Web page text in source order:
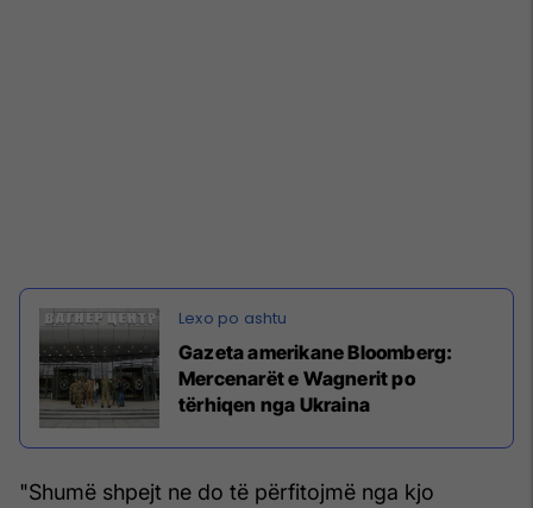
Gazeta amerikane Bloomberg:
Mercenarët e Wagnerit po
tërhiqen nga Ukraina
"Shumë shpejt ne do të përfitojmë nga kjo